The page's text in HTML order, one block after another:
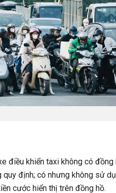
điều khiển taxi không có
định; có nhưng không sử
cước hiển thị trên đồng hồ.